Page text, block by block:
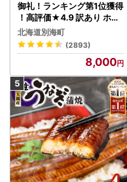
御礼！ランキング第1位獲得
！高評価★4.9 訳あり ホタ
テ 400g（ほたて 帆立 貝柱
冷凍 ）
北海道別海町
(2893)
8,000